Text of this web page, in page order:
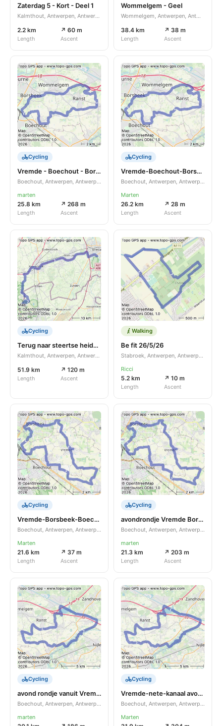
Zaterdag 5 - Kort - Deel 1
Kalmthout, Antwerpen, Antwerpen, BE
2.2 km
Length
↗ 60 m
Ascent
Wommelgem - Geel
Wommelgem, Antwerpen, Antwerpen, BE
38.4 km
Length
↗ 38 m
Ascent
Cycling
Vremde - Boechout - Borsbeek -Ranst - Vremde avond rondje
Boechout, Antwerpen, Antwerpen, BE
marten
25.8 km
Length
↗ 268 m
Ascent
Cycling
Vremde-Boechout-Borsbeek-Ranst-Broechem-Vremde
Boechout, Antwerpen, Antwerpen, BE
Marten
26.2 km
Length
↗ 28 m
Ascent
Cycling
Terug naar steertse heide Buizerd
Kalmthout, Antwerpen, Antwerpen, BE
51.9 km
Length
↗ 120 m
Ascent
Walking
Be fit 26/5/26
Stabroek, Antwerpen, Antwerpen, BE
Ricci
5.2 km
Length
↗ 10 m
Ascent
Cycling
Vremde-Borsbeek-Boechout-Vremde
Boechout, Antwerpen, Antwerpen, BE
Marten
21.6 km
Length
↗ 37 m
Ascent
Cycling
avondrondje Vremde Borsbeek Boechout Vremde
Boechout, Antwerpen, Antwerpen, BE
marten
21.3 km
Length
↗ 203 m
Ascent
Cycling
avond rondje vanuit Vremde langs de Nete en het Albert kanaal
Boechout, Antwerpen, Antwerpen, BE
marten
Cycling
Vremde-nete-kanaal avondrondje
Boechout, Antwerpen, Antwerpen, BE
Marten